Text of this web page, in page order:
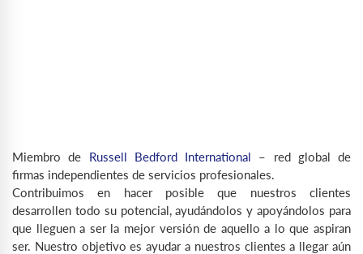
Miembro de Russell Bedford International – red global de
firmas independientes de servicios profesionales.
Contribuimos en hacer posible que nuestros clientes
desarrollen todo su potencial, ayudándolos y apoyándolos para
que lleguen a ser la mejor versión de aquello a lo que aspiran
ser. Nuestro objetivo es ayudar a nuestros clientes a llegar aún